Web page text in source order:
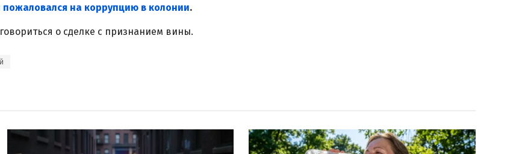
на коррупцию в колонии.
о сделке с признанием вины.